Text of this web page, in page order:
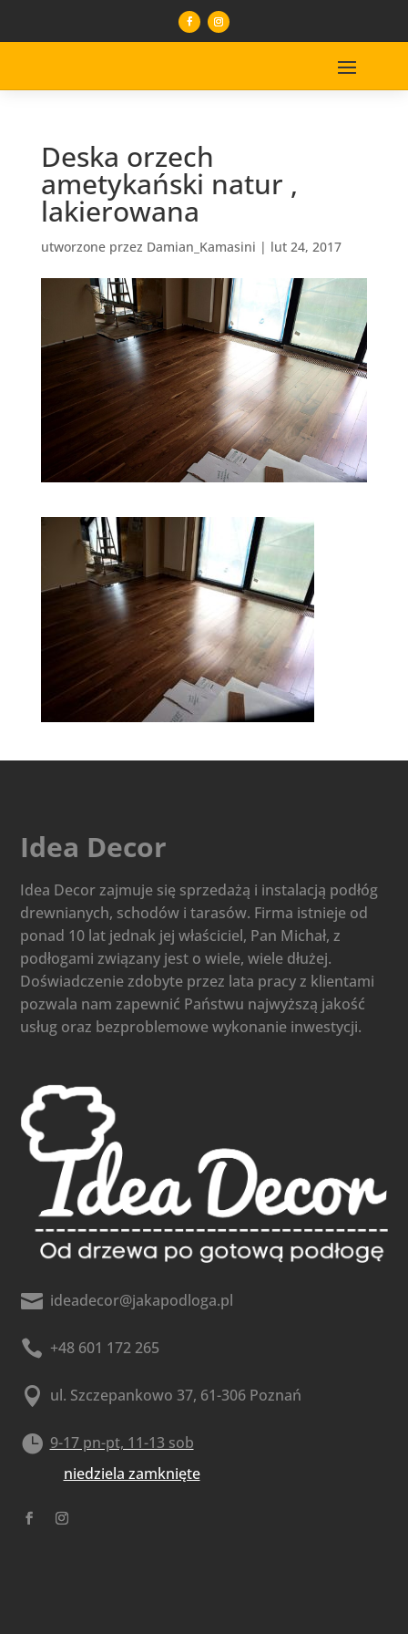
Deska orzech
ametykański natur ,
lakierowana
utworzone przez Damian_Kamasini | lut 24, 2017
Idea Decor
Idea Decor zajmuje się sprzedażą i instalacją podłóg
drewnianych, schodów i tarasów. Firma istnieje od
ponad 10 lat jednak jej właściciel, Pan Michał, z
podłogami związany jest o wiele, wiele dłużej.
Doświadczenie zdobyte przez lata pracy z klientami
pozwala nam zapewnić Państwu najwyższą jakość
usług oraz bezproblemowe wykonanie inwestycji.
 ideadecor@jakapodloga.pl
 +48 601 172 265
 ul. Szczepankowo 37, 61-306 Poznań
 9-17 pn-pt, 11-13 sob
niedziela zamknięte